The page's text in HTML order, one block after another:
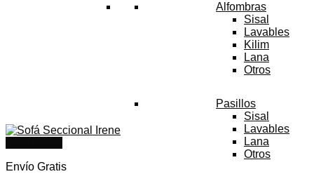
Alfombras
Sisal
Lavables
Kilim
Lana
Otros
Pasillos
Sisal
Lavables
Lana
Otros
Envío Gratis